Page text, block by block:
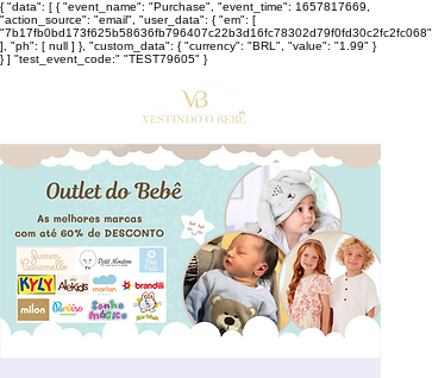
{ "data": [ { "event_name": "Purchase", "event_time": 1657817669,
"action_source": "email", "user_data": { "em": [
"7b17fb0bd173f625b58636fb796407c22b3d16fc78302d79f0fd30c2fc2fc068"
], "ph": [ null ] }, "custom_data": { "currency": "BRL", "value": "1.99" }
} ] "test_event_code:" "TEST79605" }